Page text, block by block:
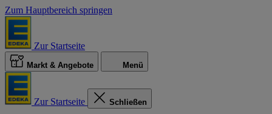
Zum Hauptbereich springen
Zur Startseite
Markt & Angebote Menü
Zur Startseite Schließen